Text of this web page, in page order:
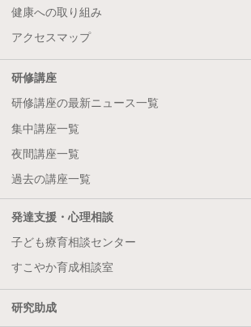
健康への取り組み
アクセスマップ
研修講座
研修講座の最新ニュース一覧
集中講座一覧
夜間講座一覧
過去の講座一覧
発達支援・心理相談
子ども療育相談センター
すこやか育成相談室
研究助成